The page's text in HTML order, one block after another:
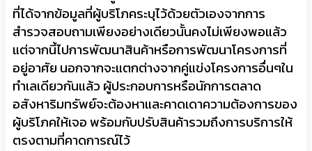
ที่ได้จากข้อมูลที่ผู้บริโภคระบุไว้ด้วยตัวเองจากการ
สำรวจสอบถามเพียงอย่างเดียวนั้นคงไม่เพียงพอแล้ว
แต่จากนี้ไปการพัฒนาสินค้าหรือการพัฒนาโครงการที่
อยู่อาศัย นอกจากจะแตกต่างจากคู่แข่งโครงการอื่นๆใน
ทำเลเดียวกันแล้ว ผู้ประกอบการหรือนักการตลาด
อสังหาริมทรัพย์จะต้องหาและคาดเดาความต้องการของ
ผู้บริโภคให้เจอ พร้อมกับปรับสินค้ารวมถึงการบริการให้
ตรงตามที่คาดการณ์ไว้